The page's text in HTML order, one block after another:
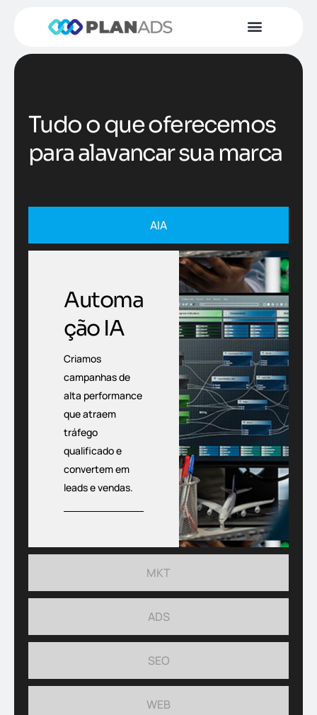
Tudo o que oferecemos
para alavancar sua marca
AIA
MKT
ADS
SEO
WEB
Automa
ção IA
Criamos
campanhas de
alta performance
que atraem
tráfego
qualificado e
convertem em
leads e vendas.